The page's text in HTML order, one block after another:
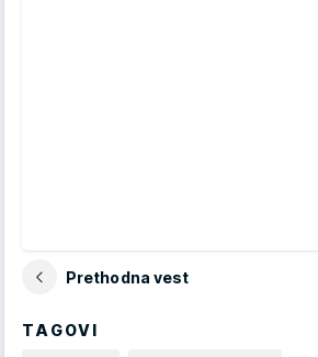
Prethodna vest
TAGOVI